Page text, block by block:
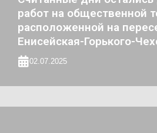
работ на общественной
расположенной на
Енисейская-Горького-
02.07.2025